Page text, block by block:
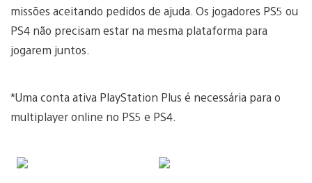
missões aceitando pedidos de ajuda. Os jogadores PS5 ou
PS4 não precisam estar na mesma plataforma para
jogarem juntos.
*Uma conta ativa PlayStation Plus é necessária para o
multiplayer online no PS5 e PS4.